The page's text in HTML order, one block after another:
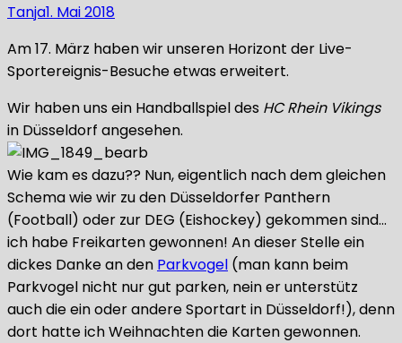
Tanja1. Mai 2018
Am 17. März haben wir unseren Horizont der Live-
Sportereignis-Besuche etwas erweitert.
Wir haben uns ein Handballspiel des HC Rhein Vikings
in Düsseldorf angesehen.
Wie kam es dazu?? Nun, eigentlich nach dem gleichen
Schema wie wir zu den Düsseldorfer Panthern
(Football) oder zur DEG (Eishockey) gekommen sind…
ich habe Freikarten gewonnen! An dieser Stelle ein
dickes Danke an den Parkvogel (man kann beim
Parkvogel nicht nur gut parken, nein er unterstütz
auch die ein oder andere Sportart in Düsseldorf!), denn
dort hatte ich Weihnachten die Karten gewonnen.